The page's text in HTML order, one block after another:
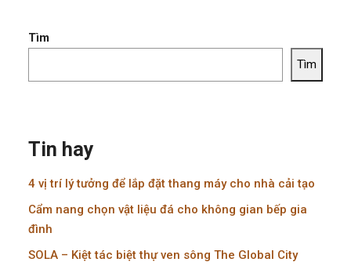
Tìm
Tìm
Tin hay
4 vị trí lý tưởng để lắp đặt thang máy cho nhà cải tạo
Cẩm nang chọn vật liệu đá cho không gian bếp gia
đình
SOLA – Kiệt tác biệt thự ven sông The Global City